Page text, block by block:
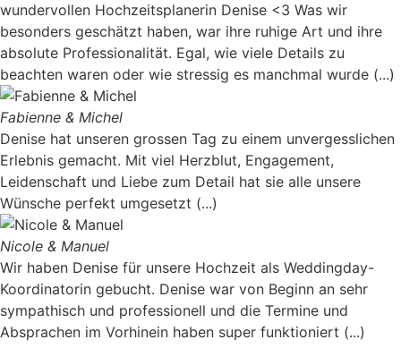
wundervollen Hochzeitsplanerin Denise <3 Was wir
besonders geschätzt haben, war ihre ruhige Art und ihre
absolute Professionalität. Egal, wie viele Details zu
beachten waren oder wie stressig es manchmal wurde (...)
Fabienne & Michel
Denise hat unseren grossen Tag zu einem unvergesslichen
Erlebnis gemacht. Mit viel Herzblut, Engagement,
Leidenschaft und Liebe zum Detail hat sie alle unsere
Wünsche perfekt umgesetzt (...)
Nicole & Manuel
Wir haben Denise für unsere Hochzeit als Weddingday-
Koordinatorin gebucht. Denise war von Beginn an sehr
sympathisch und professionell und die Termine und
Absprachen im Vorhinein haben super funktioniert (...)